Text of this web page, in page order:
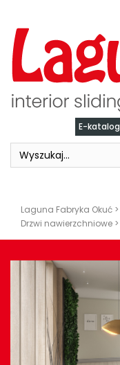
content
E-katalog
Search
for:
Laguna Fabryka Okuć >
Drzwi nawierzchniowe >